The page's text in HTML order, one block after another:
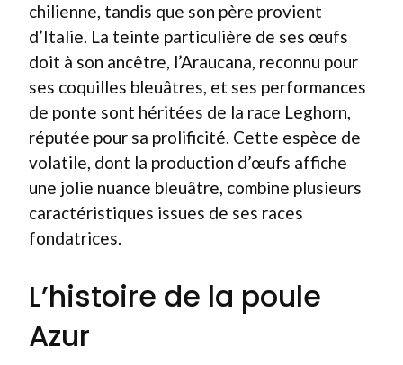
chilienne, tandis que son père provient
d’Italie. La teinte particulière de ses œufs
doit à son ancêtre, l’Araucana, reconnu pour
ses coquilles bleuâtres, et ses performances
de ponte sont héritées de la race Leghorn,
réputée pour sa prolificité. Cette espèce de
volatile, dont la production d’œufs affiche
une jolie nuance bleuâtre, combine plusieurs
caractéristiques issues de ses races
fondatrices.
L’histoire de la poule
Azur